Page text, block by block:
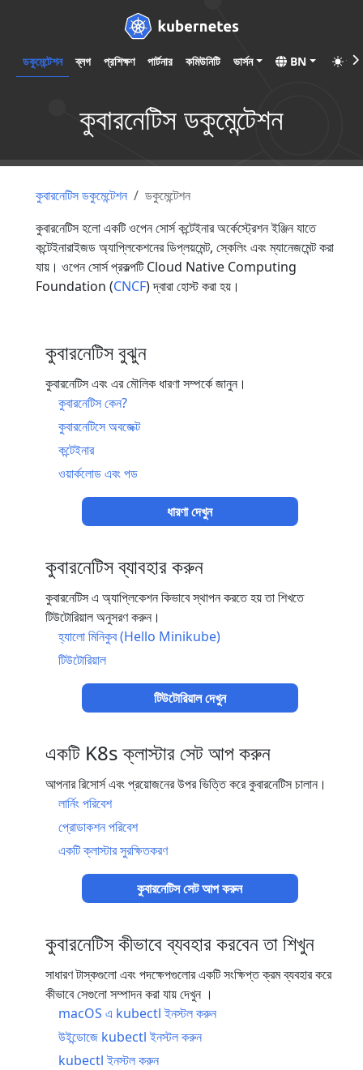
ডকুমেন্টেশন ব্লগ প্রশিক্ষণ পার্টনার কমিউনিটি ভার্সন BN
কুবারনেটিস ডকুমেন্টেশন
কুবারনেটিস ডকুমেন্টেশন
ডকুমেন্টেশন
কুবারনেটিস হলো একটি ওপেন সোর্স কন্টেইনার অর্কেস্ট্রেশন ইঞ্জিন যাতে
কন্টেইনারাইজড অ্যাপ্লিকেশনের ডিপ্লয়মেন্ট, স্কেলিং এবং ম্যানেজমেন্ট করা
যায়। ওপেন সোর্স প্রকল্পটি Cloud Native Computing
Foundation (CNCF) দ্বারা হোস্ট করা হয়।
কুবারনেটিস বুঝুন
কুবারনেটিস এবং এর মৌলিক ধারণা সম্পর্কে জানুন।
কুবারনেটিস কেন?
কুবারনেটিসে অবজেক্ট
কন্টেইনার
ওয়ার্কলোড এবং পড
ধারণা দেখুন
কুবারনেটিস ব্যাবহার করুন
কুবারনেটিস এ অ্যাপ্লিকেশন কিভাবে স্থাপন করতে হয় তা শিখতে
টিউটোরিয়াল অনুসরণ করুন।
হ্যালো মিনিকুব (Hello Minikube)
টিউটোরিয়াল
টিউটোরিয়াল দেখুন
একটি K8s ক্লাস্টার সেট আপ করুন
আপনার রিসোর্স এবং প্রয়োজনের উপর ভিত্তি করে কুবারনেটিস চালান।
লার্নিং পরিবেশ
প্রোডাকশন পরিবেশ
একটি ক্লাস্টার সুরক্ষিতকরণ
কুবারনেটিস সেট আপ করুন
কুবারনেটিস কীভাবে ব্যবহার করবেন তা শিখুন
সাধারণ টাস্কগুলো এবং পদক্ষেপগুলোর একটি সংক্ষিপ্ত ক্রম ব্যবহার করে
কীভাবে সেগুলো সম্পাদন করা যায় দেখুন ।
macOS এ kubectl ইনস্টল করুন
উইন্ডোজে kubectl ইনস্টল করুন
kubectl ইনস্টল করুন